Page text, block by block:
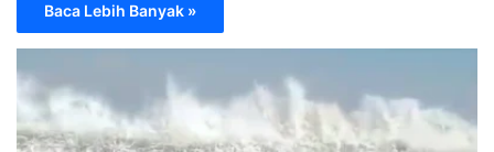
Baca Lebih Banyak »